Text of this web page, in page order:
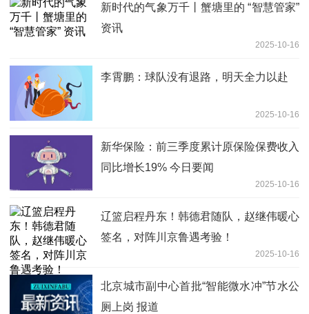
新时代的气象万千丨蟹塘里的 “智慧管家”
资讯
2025-10-16
李霄鹏：球队没有退路，明天全力以赴
2025-10-16
新华保险：前三季度累计原保险保费收入
同比增长19% 今日要闻
2025-10-16
辽篮启程丹东！韩德君随队，赵继伟暖心
签名，对阵川京鲁遇考验！
2025-10-16
北京城市副中心首批“智能微水冲”节水公
厕上岗 报道